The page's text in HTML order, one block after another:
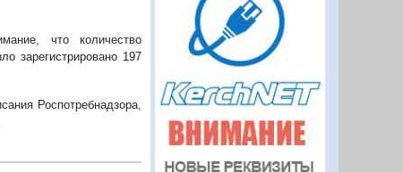
что количество
зарегистрировано 197
Роспотребнадзора,